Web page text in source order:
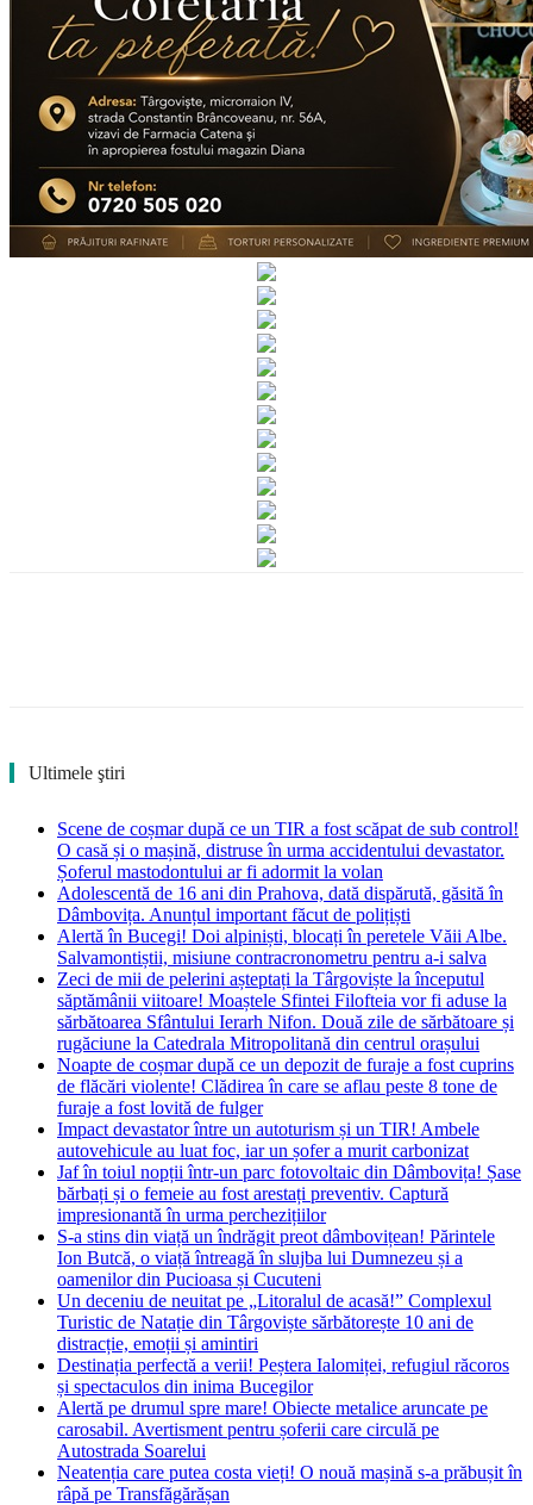
Ultimele ştiri
Scene de coșmar după ce un TIR a fost scăpat de sub control!
O casă și o mașină, distruse în urma accidentului devastator.
Șoferul mastodontului ar fi adormit la volan
Adolescentă de 16 ani din Prahova, dată dispărută, găsită în
Dâmbovița. Anunțul important făcut de polițiști
Alertă în Bucegi! Doi alpiniști, blocați în peretele Văii Albe.
Salvamontiștii, misiune contracronometru pentru a-i salva
Zeci de mii de pelerini așteptați la Târgoviște la începutul
săptămânii viitoare! Moaștele Sfintei Filofteia vor fi aduse la
sărbătoarea Sfântului Ierarh Nifon. Două zile de sărbătoare și
rugăciune la Catedrala Mitropolitană din centrul orașului
Noapte de coșmar după ce un depozit de furaje a fost cuprins
de flăcări violente! Clădirea în care se aflau peste 8 tone de
furaje a fost lovită de fulger
Impact devastator între un autoturism și un TIR! Ambele
autovehicule au luat foc, iar un șofer a murit carbonizat
Jaf în toiul nopții într-un parc fotovoltaic din Dâmbovița! Șase
bărbați și o femeie au fost arestați preventiv. Captură
impresionantă în urma perchezițiilor
S-a stins din viață un îndrăgit preot dâmbovițean! Părintele
Ion Butcă, o viață întreagă în slujba lui Dumnezeu și a
oamenilor din Pucioasa și Cucuteni
Un deceniu de neuitat pe „Litoralul de acasă!” Complexul
Turistic de Natație din Târgoviște sărbătorește 10 ani de
distracție, emoții și amintiri
Destinația perfectă a verii! Peștera Ialomiței, refugiul răcoros
și spectaculos din inima Bucegilor
Alertă pe drumul spre mare! Obiecte metalice aruncate pe
carosabil. Avertisment pentru șoferii care circulă pe
Autostrada Soarelui
Neatenția care putea costa vieți! O nouă mașină s-a prăbușit în
râpă pe Transfăgărășan